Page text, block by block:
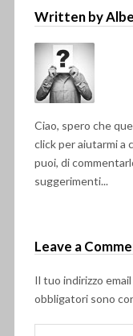
Written by
Ciao, spero che
click per aiutarmi a
puoi, di
suggerimenti...
Leave a
Il tuo indirizzo
obbligatori sono